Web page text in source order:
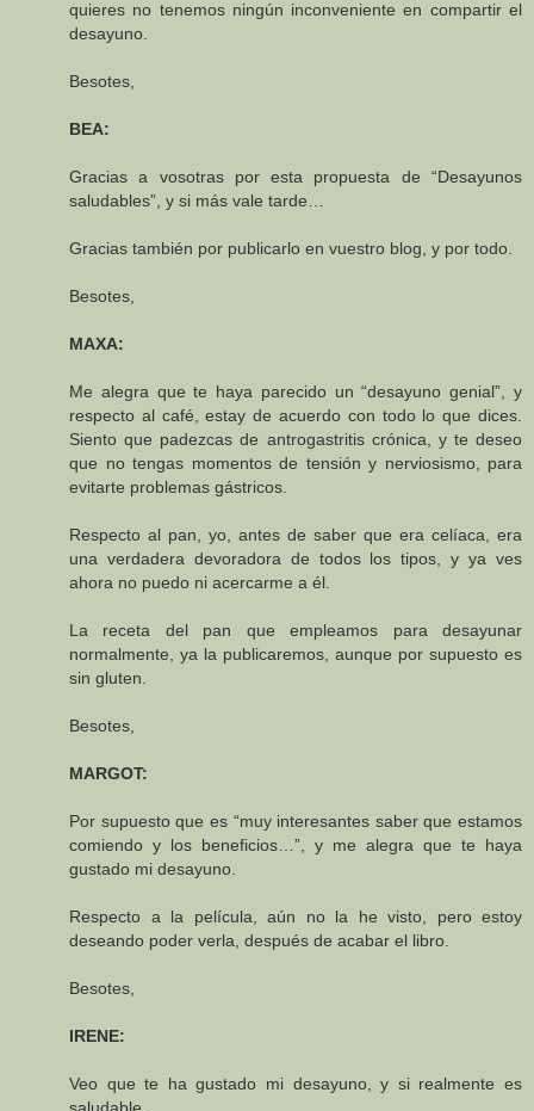
quieres no tenemos ningún inconveniente en compartir el
desayuno.
Besotes,
BEA:
Gracias a vosotras por esta propuesta de “Desayunos
saludables”, y si más vale tarde…
Gracias también por publicarlo en vuestro blog, y por todo.
Besotes,
MAXA:
Me alegra que te haya parecido un “desayuno genial”, y
respecto al café, estay de acuerdo con todo lo que dices.
Siento que padezcas de antrogastritis crónica, y te deseo
que no tengas momentos de tensión y nerviosismo, para
evitarte problemas gástricos.
Respecto al pan, yo, antes de saber que era celíaca, era
una verdadera devoradora de todos los tipos, y ya ves
ahora no puedo ni acercarme a él.
La receta del pan que empleamos para desayunar
normalmente, ya la publicaremos, aunque por supuesto es
sin gluten.
Besotes,
MARGOT:
Por supuesto que es “muy interesantes saber que estamos
comiendo y los beneficios…”, y me alegra que te haya
gustado mi desayuno.
Respecto a la película, aún no la he visto, pero estoy
deseando poder verla, después de acabar el libro.
Besotes,
IRENE:
Veo que te ha gustado mi desayuno, y si realmente es